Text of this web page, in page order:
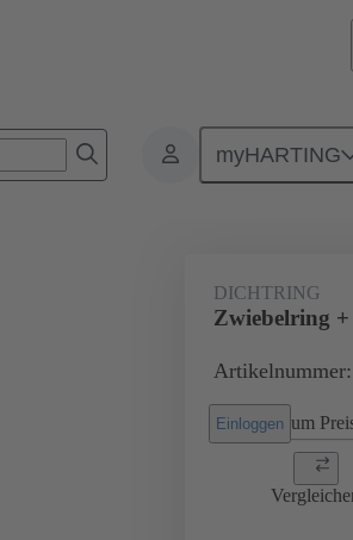
myHARTING
Zubehör Kabelverschraubungen
DICHTRING
Zwiebelring
Einloggen um